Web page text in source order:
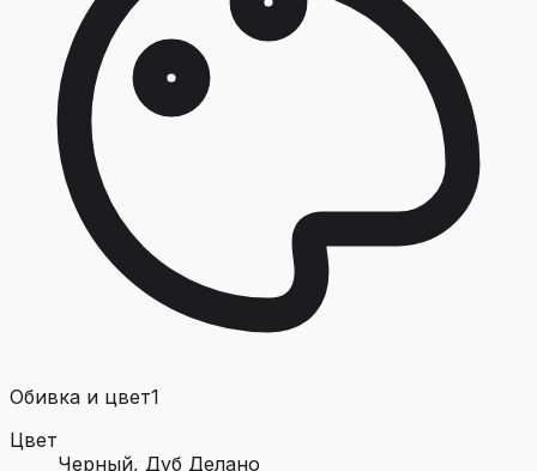
Обивка и цвет1
Цвет
Черный, Дуб Делано